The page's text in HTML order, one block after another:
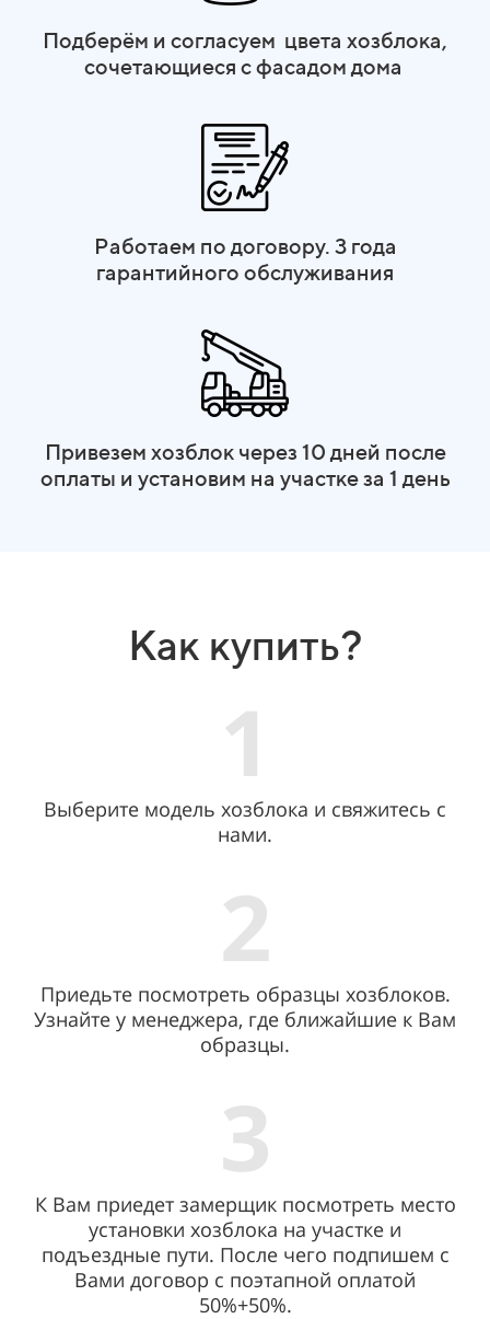
Подберём и согласуем цвета хозблока,
сочетающиеся с фасадом дома
Работаем по договору. 3 года
гарантийного обслуживания
Привезем хозблок через 10 дней после
оплаты и установим на участке за 1 день
Как купить?
1
Выберите модель хозблока и свяжитесь с
нами.
2
Приедьте посмотреть образцы хозблоков.
Узнайте у менеджера, где ближайшие к Вам
образцы.
3
К Вам приедет замерщик посмотреть место
установки хозблока на участке и
подъездные пути. После чего подпишем с
Вами договор с поэтапной оплатой
50%+50%.